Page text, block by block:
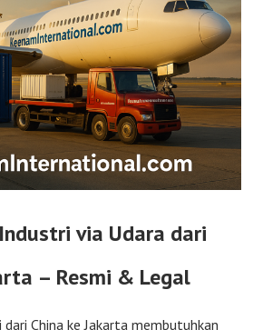
via Udara dari
– Resmi & Legal
China ke Jakarta membutuhkan